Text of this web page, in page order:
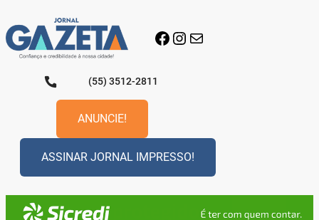
para
o
conteúdo
Facebook
Instagram
E-mail
(55) 3512-2811
ANUNCIE!
ASSINAR JORNAL IMPRESSO!